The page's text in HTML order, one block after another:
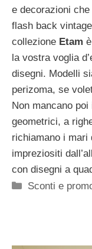
e decorazioni che
flash back
collezione Etam
la vostra voglia
disegni. Modelli
perizoma, se
Non mancano
geometrici, a
richiamano i mari
impreziositi
con disegni a
Categorie
Sconti e